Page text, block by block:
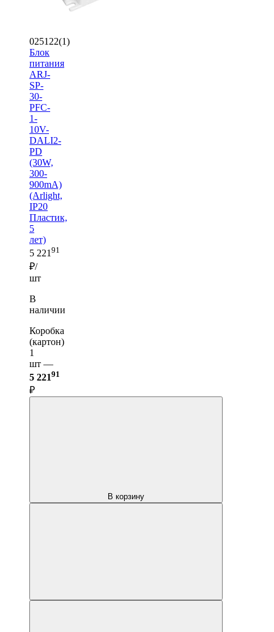
025122(1)
Блок
питания
ARJ-
SP-
30-
PFC-
1-
10V-
DALI2-
PD
(30W,
300-
900mA)
(Arlight,
IP20
Пластик,
5
лет)
5 22191
₽/
шт
В
наличии
Коробка
(картон)
1
шт —
5 22191
₽
В корзину